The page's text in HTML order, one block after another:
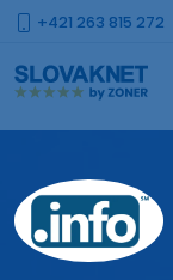
+421 263 815 272